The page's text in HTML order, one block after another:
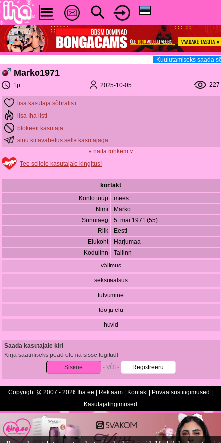
Kuulutamiseks saada
Marko1971
1p 2025-10-05 227
lisa kasutaja sõbralisti
lisa Iha-listi
blokeeri kasutaja
sinu kirjavahetus selle kasutajaga
˅ näita rohkem ˅
Tee sellele kasutajale kingitus!
kontakt
Konto tüüp
mees
Nimi
Marko
Sünniaeg
5. mai 1971 (55)
Riik
Eesti
Elukoht
Harjumaa
Kodulinn
Tallinn
välimus
seksuaalsus
tutvumine
töö ja elu
huvid
Saada kasutajale kiri
Kirja saatmiseks pead olema sisse logitud!
Sisene
- VÕI - Registreeru
Copyright @ 2007 - 2026 Iha.ee | Reklaam Kontakt| Privaatsustingimused
Kasutajatingimused